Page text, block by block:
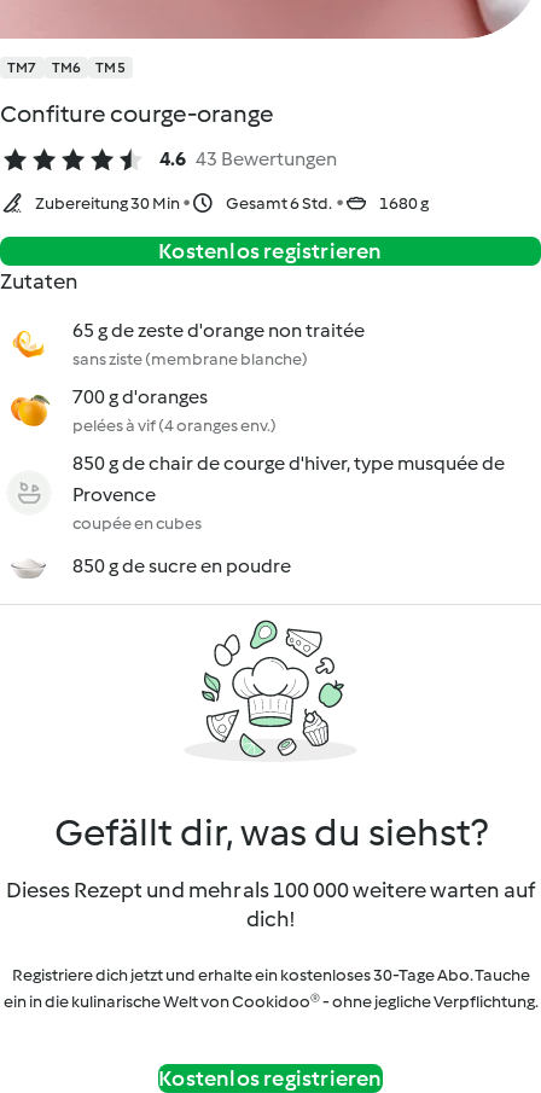
TM7 TM6 TM5
Confiture courge-orange
4.6 43 Bewertungen
Zubereitung 30 Min Gesamt 6 Std. 1680 g
Kostenlos registrieren
Zutaten
65 g de zeste d'orange non traitée
sans ziste (membrane blanche)
700 g d'oranges
pelées à vif (4 oranges env.)
850 g de chair de courge d'hiver, type musquée de
Provence
coupée en cubes
850 g de sucre en poudre
Gefällt dir, was du siehst?
Dieses Rezept und mehr als 100 000 weitere warten auf
dich!
Registriere dich jetzt und erhalte ein kostenloses 30-Tage Abo. Tauche
ein in die kulinarische Welt von Cookidoo® - ohne jegliche Verpflichtung.
Kostenlos registrieren